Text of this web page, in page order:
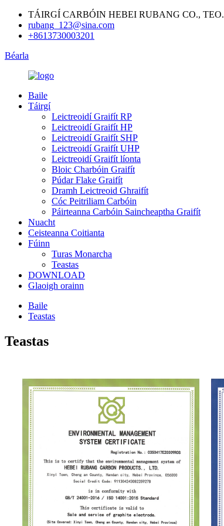
TÁIRGÍ CARBÓIN HEBEI RUBANG CO., TEO.
rubang_123@sina.com
+8613730003201
Béarla
Baile
Táirgí
Leictreoidí Graifít RP
Leictreoidí Graifít HP
Leictreoidí Graifít SHP
Leictreoidí Graifít UHP
Leictreoidí Graifít líonta
Bloic Charbóin Graifít
Púdar Flake Graifít
Dramh Leictreoid Ghraifít
Cóc Peitriliam Carbóin
Páirteanna Carbóin Saincheaptha Graifít
Nuacht
Ceisteanna Coitianta
Fúinn
Turas Monarcha
Teastas
DOWNLOAD
Glaoigh orainn
Baile
Teastas
Teastas